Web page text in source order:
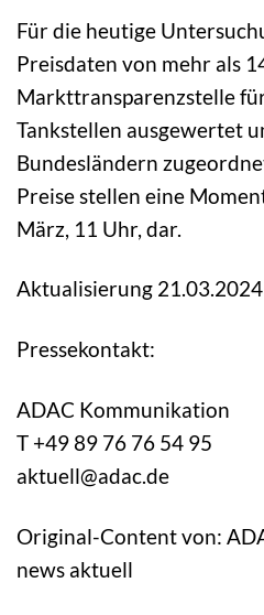
Für die heutige
Preisdaten von mehr als
Markttransparenzstelle
Tankstellen ausgewertet
Bundesländern
Preise stellen eine
März, 11 Uhr, dar.
Aktualisierung
Pressekontakt:
ADAC Kommunikation
T +49 89 76 76 54 95
aktuell@adac.de
Original-Content von:
news aktuell